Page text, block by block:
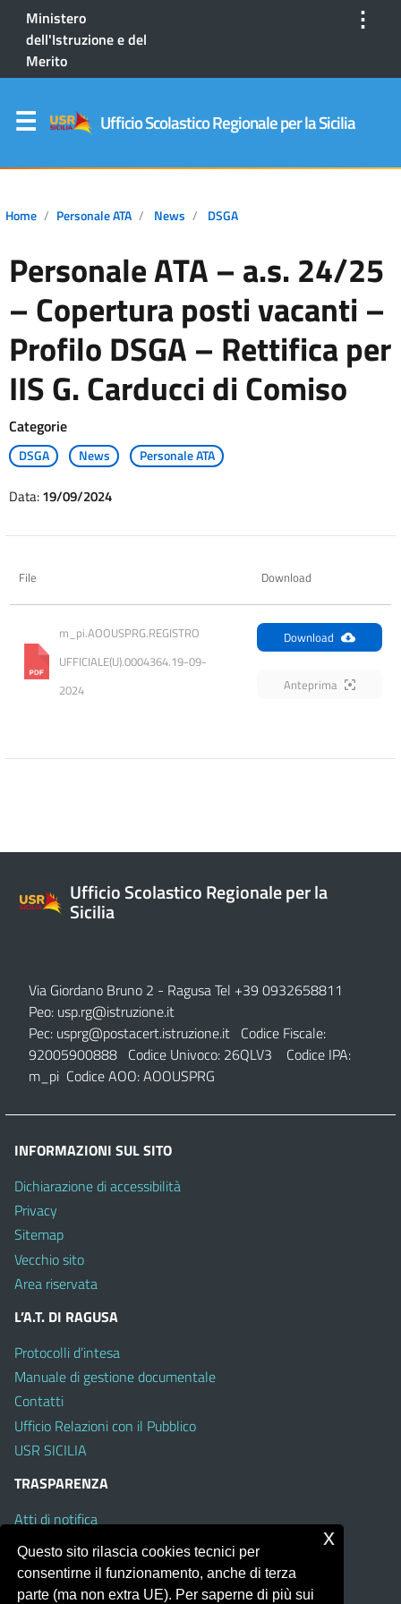
Ministero
dell'Istruzione e del
Merito
⋮
Ufficio Scolastico Regionale per la Sicilia
Home Personale ATA News DSGA
Personale ATA – a.s. 24/25
– Copertura posti vacanti –
Profilo DSGA – Rettifica per
IIS G. Carducci di Comiso
Categorie
DSGA News Personale ATA
Data:19/09/2024
File Download
m_pi.AOOUSPRG.REGISTRO
UFFICIALE(U).0004364.19-09-
2024
Download
Anteprima
Ufficio Scolastico Regionale per la
Sicilia
Via Giordano Bruno 2 - Ragusa Tel +39 0932658811
Peo: usp.rg@istruzione.it
Pec: usprg@postacert.istruzione.it Codice Fiscale:
92005900888 Codice Univoco: 26QLV3 Codice IPA:
m_pi Codice AOO: AOOUSPRG
INFORMAZIONI SUL SITO
Dichiarazione di accessibilità
Privacy
Sitemap
Vecchio sito
Area riservata
L’A.T. DI RAGUSA
Protocolli d’intesa
Manuale di gestione documentale
Contatti
Ufficio Relazioni con il Pubblico
USR SICILIA
TRASPARENZA
Atti di notifica
Albo on line
Amministrazione Trasparente
Obiettivi di Accessibilità
Questo sito rilascia cookies tecnici per
consentirne il funzionamento, anche di terza
parte (ma non extra UE). Per saperne di più sui
x